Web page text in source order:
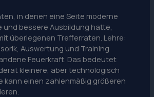
in denen eine Seite moderne
und bessere Ausbildung hatte,
überlegenen Trefferraten. Lehre:
Auswertung und Training
Feuerkraft. Das bedeutet
kleinere, aber technologisch
kann einen zahlenmäßig größeren